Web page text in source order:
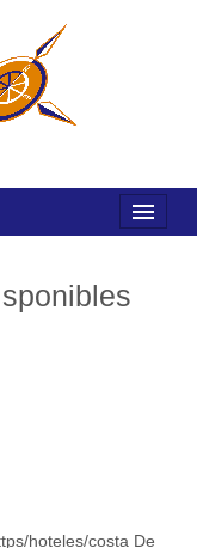
hoteles/costa De